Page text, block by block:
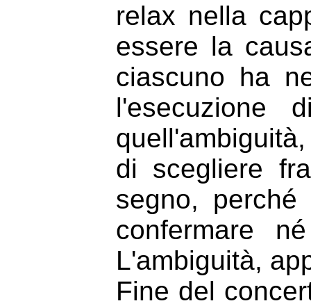
relax nella
essere la
ciascuno ha
l'esecuzione
di scegliere
segno,
confermare
L'ambiguità,
Fine del